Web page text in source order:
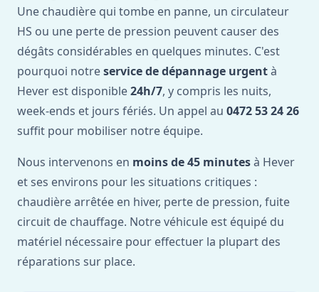
Une chaudière qui tombe en panne, un circulateur
HS ou une perte de pression peuvent causer des
dégâts considérables en quelques minutes. C'est
pourquoi notreservice de dépannage urgentà
Hever est disponible24h/7, y compris les nuits,
week-ends et jours fériés. Un appel au 0472 53 24 26
suffit pour mobiliser notre équipe.
Nous intervenons en moins de 45 minutesà Hever
et ses environs pour les situations critiques :
chaudière arrêtée en hiver, perte de pression, fuite
circuit de chauffage. Notre véhicule est équipé du
matériel nécessaire pour effectuer la plupart des
réparations sur place.